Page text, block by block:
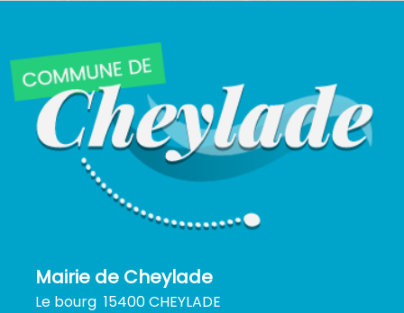
Mairie de Cheylade
Le bourg 15400 CHEYLADE